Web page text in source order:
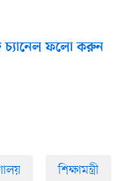
ফলো করুন
শিক্ষামন্ত্রী